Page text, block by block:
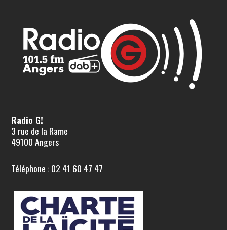
Radio G!
3 rue de la Rame
49100 Angers
Téléphone : 02 41 60 47 47